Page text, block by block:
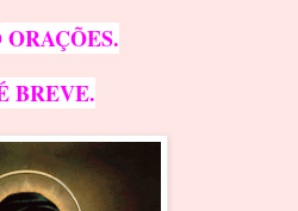
ORAÇÕES.
BREVE.